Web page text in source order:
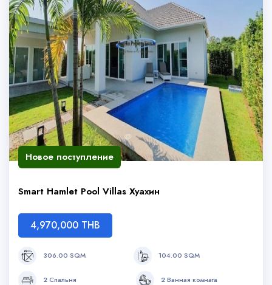
Новое поступление
Smart Hamlet Pool Villas Хуахин
4,970,000 THB
306.00 SQM 104.00 SQM
2 Спальня 2 Ванная комната